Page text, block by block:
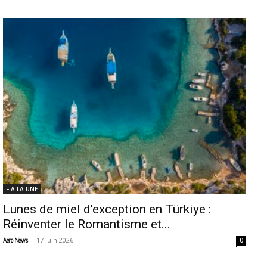
- A LA UNE
Lunes de miel d’exception en Türkiye :
Réinventer le Romantisme et...
Aero News - 17 juin 2026 0